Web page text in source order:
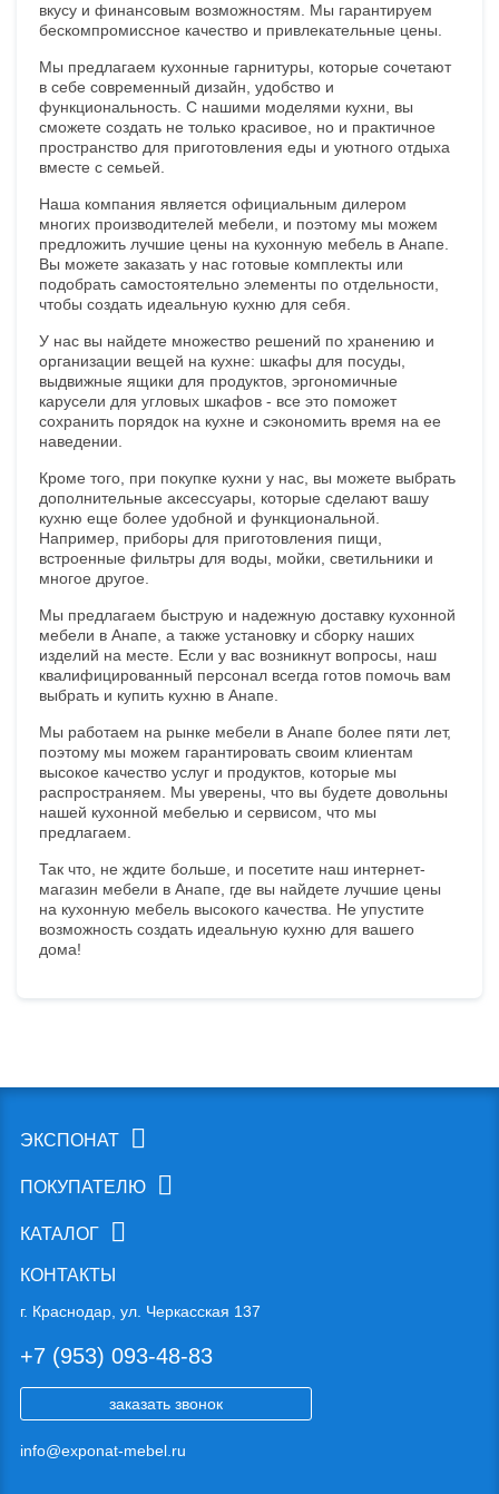
вкусу и финансовым возможностям. Мы гарантируем
бескомпромиссное качество и привлекательные цены.
Мы предлагаем кухонные гарнитуры, которые сочетают
в себе современный дизайн, удобство и
функциональность. С нашими моделями кухни, вы
сможете создать не только красивое, но и практичное
пространство для приготовления еды и уютного отдыха
вместе с семьей.
Наша компания является официальным дилером
многих производителей мебели, и поэтому мы можем
предложить лучшие цены на кухонную мебель в Анапе.
Вы можете заказать у нас готовые комплекты или
подобрать самостоятельно элементы по отдельности,
чтобы создать идеальную кухню для себя.
У нас вы найдете множество решений по хранению и
организации вещей на кухне: шкафы для посуды,
выдвижные ящики для продуктов, эргономичные
карусели для угловых шкафов - все это поможет
сохранить порядок на кухне и сэкономить время на ее
наведении.
Кроме того, при покупке кухни у нас, вы можете выбрать
дополнительные аксессуары, которые сделают вашу
кухню еще более удобной и функциональной.
Например, приборы для приготовления пищи,
встроенные фильтры для воды, мойки, светильники и
многое другое.
Мы предлагаем быструю и надежную доставку кухонной
мебели в Анапе, а также установку и сборку наших
изделий на месте. Если у вас возникнут вопросы, наш
квалифицированный персонал всегда готов помочь вам
выбрать и купить кухню в Анапе.
Мы работаем на рынке мебели в Анапе более пяти лет,
поэтому мы можем гарантировать своим клиентам
высокое качество услуг и продуктов, которые мы
распространяем. Мы уверены, что вы будете довольны
нашей кухонной мебелью и сервисом, что мы
предлагаем.
Так что, не ждите больше, и посетите наш интернет-
магазин мебели в Анапе, где вы найдете лучшие цены
на кухонную мебель высокого качества. Не упустите
возможность создать идеальную кухню для вашего
дома!
ЭКСПОНАТ
ПОКУПАТЕЛЮ
КАТАЛОГ
КОНТАКТЫ
г. Краснодар, ул. Черкасская 137
+7 (953) 093-48-83
заказать звонок
info@exponat-mebel.ru